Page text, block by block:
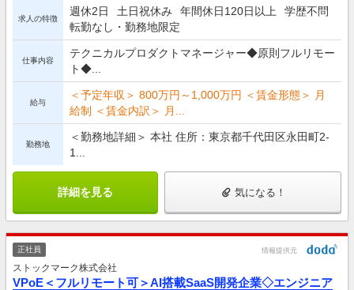
求人の特徴
週休2日 土日祝休み 年間休日120日以上
学歴不問
転勤なし・勤務地限定
仕事内容
テクニカルプロダクトマネージャー◆原則フルリモー
ト◆...
給与
＜予定年収＞ 800万円～1,000万円 ＜賃金形態＞ 月
給制 ＜賃金内訳＞ 月...
勤務地
＜勤務地詳細＞ 本社 住所：東京都千代田区永田町2-
1...
詳細を見る 気になる！
正社員 情報提供元
ストックマーク株式会社
VPoE＜フルリモート可＞AI搭載SaaS開発企業◇エンジニア